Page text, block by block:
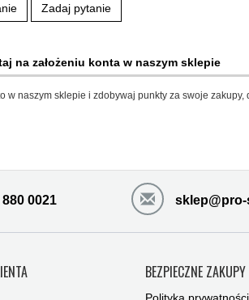
Zadaj pytanie
na założeniu konta w naszym sklepie
w naszym sklepie i zdobywaj punkty za swoje
880 0021 sklep@pro-
BEZPIECZNE ZAKUPY